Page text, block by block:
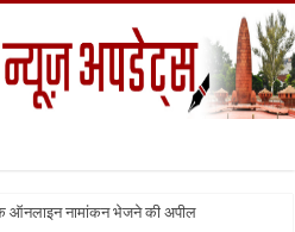
ऑनलाइन नामांकन भेजने की अपील